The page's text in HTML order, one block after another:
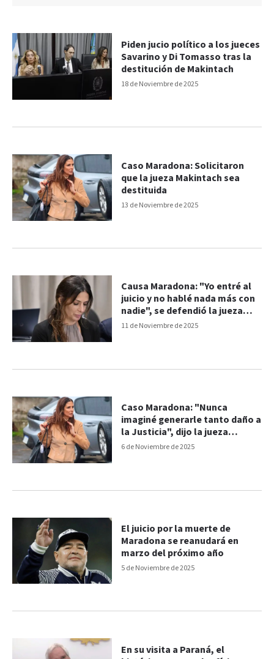
18 de Noviembre de 2025
Piden jucio político a los jueces
Savarino y Di Tomasso tras la
destitución de Makintach
13 de Noviembre de 2025
Caso Maradona: Solicitaron
que la jueza Makintach sea
destituida
11 de Noviembre de 2025
Causa Maradona: "Yo entré al
juicio y no hablé nada más con
nadie", se defendió la jueza
Makintach
6 de Noviembre de 2025
Caso Maradona: "Nunca
imaginé generarle tanto daño a
la Justicia", dijo la jueza
Makintach
5 de Noviembre de 2025
El juicio por la muerte de
Maradona se reanudará en
marzo del próximo año
En su visita a Paraná, el